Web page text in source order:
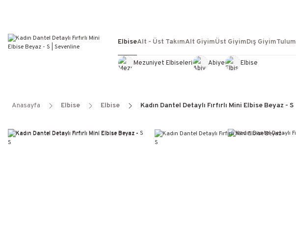
Elbise
Mezuniyet Elbiseleri Abiye Elbise
Alt - Üst TakımAlt GiyimÜst GiyimDış GiyimTulum
Anasayfa Elbise Elbise Kadın Dantel Detaylı Fırfırlı Mini Elbise Beyaz - S